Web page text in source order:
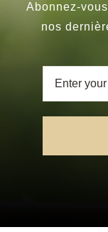
Abonnez-
nos